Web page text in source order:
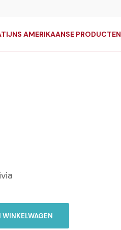
AMERIKAANSE PRODUCTEN